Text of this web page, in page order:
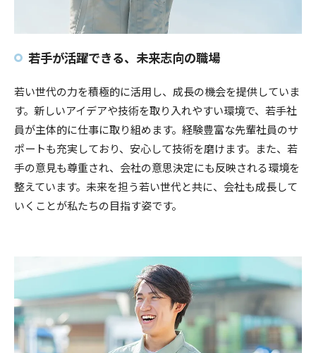
若手が活躍できる、未来志向の職場
若い世代の力を積極的に活用し、成長の機会を提供していま
す。新しいアイデアや技術を取り入れやすい環境で、若手社
員が主体的に仕事に取り組めます。経験豊富な先輩社員のサ
ポートも充実しており、安心して技術を磨けます。また、若
手の意見も尊重され、会社の意思決定にも反映される環境を
整えています。未来を担う若い世代と共に、会社も成長して
いくことが私たちの目指す姿です。